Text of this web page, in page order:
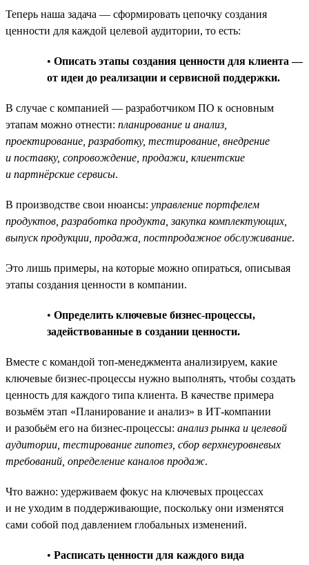
Теперь наша задача — сформировать цепочку создания
ценности для каждой целевой аудитории, то есть:
• Описать этапы создания ценности для клиента —
от идеи до реализации и сервисной поддержки.
В случае с компанией — разработчиком ПО к основным
этапам можно отнести: планирование и анализ,
проектирование, разработку, тестирование, внедрение
и поставку, сопровождение, продажи, клиентские
и партнёрские сервисы.
В производстве свои нюансы: управление портфелем
продуктов, разработка продукта, закупка комплектующих,
выпуск продукции, продажа, постпродажное обслуживание.
Это лишь примеры, на которые можно опираться, описывая
этапы создания ценности в компании.
• Определить ключевые бизнес-процессы,
задействованные в создании ценности.
Вместе с командой топ-менеджмента анализируем, какие
ключевые бизнес-процессы нужно выполнять, чтобы создать
ценность для каждого типа клиента. В качестве примера
возьмём этап «Планирование и анализ» в ИТ-компании
и разобьём его на бизнес-процессы: анализ рынка и целевой
аудитории, тестирование гипотез, сбор верхнеуровневых
требований, определение каналов продаж.
Что важно: удерживаем фокус на ключевых процессах
и не уходим в поддерживающие, поскольку они изменятся
сами собой под давлением глобальных изменений.
• Расписать ценности для каждого вида